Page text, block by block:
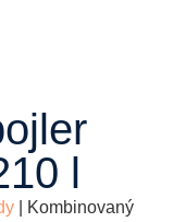
l
Kombinovaný